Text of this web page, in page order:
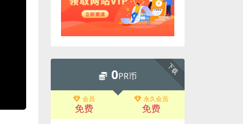
下载
0PR币
会员
免费
永久会员
免费